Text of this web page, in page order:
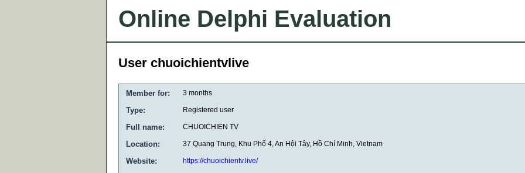
Online Delphi Evaluation
User chuoichientvlive
Member for: 3 months
Type: Registered user
Full name: CHUOICHIEN TV
Location: 37 Quang Trung, Khu Phố 4, An Hội Tây, Hồ Chí Minh, Vietnam
Website: https://chuoichientv.live/